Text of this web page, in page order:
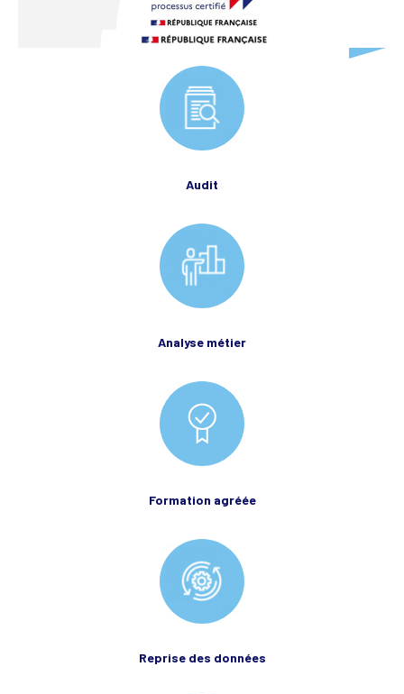
Audit
Analyse métier
Formation agréée
Reprise des données